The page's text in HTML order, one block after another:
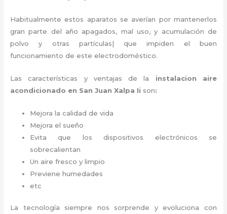
Habitualmente estos aparatos se averían por mantenerlos
gran parte del año apagados, mal uso, y acumulación de
polvo y otras partículas| que impiden el buen
funcionamiento de este electrodoméstico.
Las características y ventajas de la instalacion aire
acondicionado en San Juan Xalpa Ii son:
Mejora la calidad de vida
Mejora el sueño
Evita que los dispositivos electrónicos se
sobrecalientan
Un aire fresco y limpio
Previene humedades
etc
La tecnología siempre nos sorprende y evoluciona con